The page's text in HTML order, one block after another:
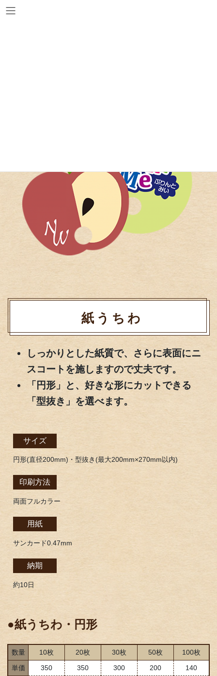
ン
ビ
紙うちわ
しっかりとした紙質で、さらに表面にニ
スコートを施しますので丈夫です。
「円形」と、好きな形にカットできる
「型抜き」を選べます。
サイズ
円形(直径200mm)・型抜き(最大200mm×270mm以内)
印刷方法
両面フルカラー
用紙
サンカード0.47mm
納期
約10日
●紙うちわ・円形
数量 10枚 20枚 30枚 50枚
100枚
単価
350 350 300 200
140